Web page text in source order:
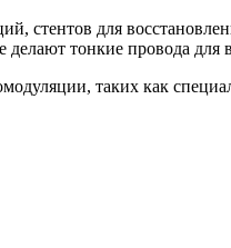
стентов для
тонкие провода
таких как